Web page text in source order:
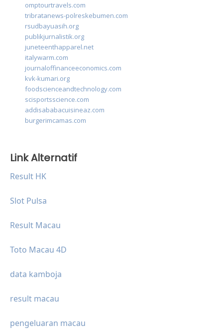
omptourtravels.com
tribratanews-polreskebumen.com
rsudbayuasih.org
publikjurnalistik.org
juneteenthapparel.net
italywarm.com
journaloffinanceeconomics.com
kvk-kumari.org
foodscienceandtechnology.com
scisportsscience.com
addisababacuisineaz.com
burgerimcamas.com
Link Alternatif
Result HK
Slot Pulsa
Result Macau
Toto Macau 4D
data kamboja
result macau
pengeluaran macau